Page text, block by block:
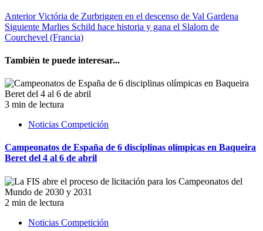
AnteriorVictória de Zurbriggen en el descenso de Val Gardena
Siguiente Marlies Schild hace historia y gana el Slalom de
Courchevel (Francia)
También te puede interesar...
3 min de lectura
Noticias Competición
Campeonatos de España de 6 disciplinas olímpicas en Baqueira
Beret del 4 al 6 de abril
2 min de lectura
Noticias Competición